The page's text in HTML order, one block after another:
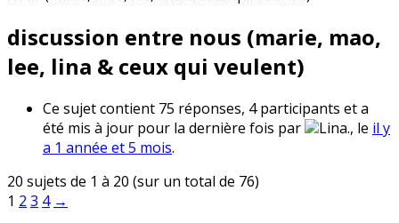
discussion entre nous (marie, mao,
lee, lina & ceux qui veulent)
Ce sujet contient 75 réponses, 4 participants et a
été mis à jour pour la dernière fois par
Lina., le il y
a 1 année et 5 mois.
20 sujets de 1 à 20 (sur un total de 76)
1 2 3 4 →